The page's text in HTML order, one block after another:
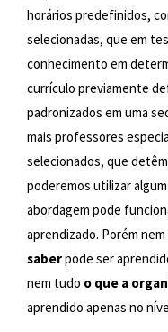
horários predefinidos,
selecionadas, que em
conhecimento em
currículo previamente
padronizados em uma
mais professores
selecionados, que
poderemos utilizar
abordagem pode
aprendizado. Porém
saberpode ser
nem tudo o que a
aprendido apenas no